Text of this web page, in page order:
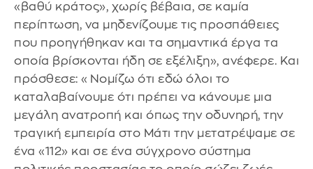
«βαθύ κράτος», χωρίς βέβαια, σε καμία
περίπτωση, να μηδενίζουμε τις προσπάθειες
που προηγήθηκαν και τα σημαντικά έργα τα
οποία βρίσκονται ήδη σε εξέλιξη», ανέφερε. Και
πρόσθεσε: «Νομίζω ότι εδώ όλοι το
καταλαβαίνουμε ότι πρέπει να κάνουμε μια
μεγάλη ανατροπή και όπως την οδυνηρή, την
τραγική εμπειρία στο Μάτι την μετατρέψαμε σε
ένα «112» και σε ένα σύγχρονο σύστημα